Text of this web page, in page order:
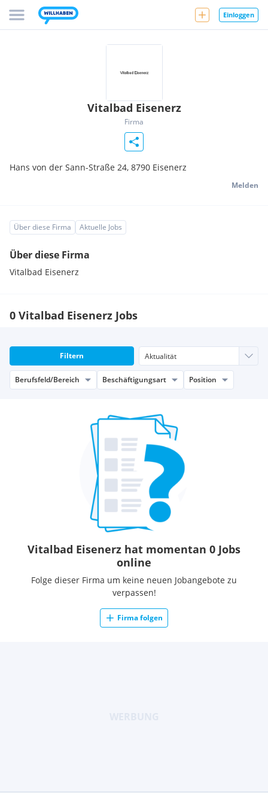
Einloggen
Vitalbad Eisenerz
Firma
Hans von der Sann-Straße 24, 8790 Eisenerz
Melden
Über diese Firma Aktuelle Jobs
Über diese Firma
Vitalbad Eisenerz
0 Vitalbad Eisenerz Jobs
Filtern
Berufsfeld/Bereich Beschäftigungsart Position
Vitalbad Eisenerz hat momentan 0 Jobs
online
Folge dieser Firma um keine neuen Jobangebote zu
verpassen!
Firma folgen